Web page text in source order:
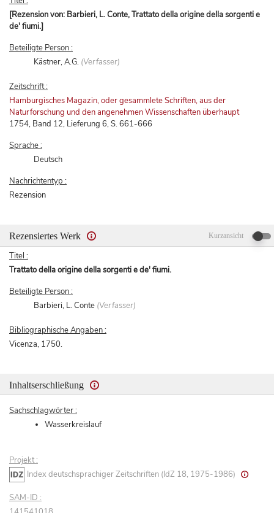
[Rezension von: Barbieri, L. Conte, Trattato della origine della sorgenti e
de' fiumi.]
Beteiligte Person :
Kästner, A.G. (Verfasser)
Zeitschrift :
Hamburgisches Magazin, oder gesammlete Schriften, aus der
Naturforschung und den angenehmen Wissenschaften überhaupt
1754, Band 12, Lieferung 6, S. 661-666
Sprache :
Deutsch
Nachrichtentyp :
Rezension
Rezensiertes Werk Kurzansicht
Titel :
Trattato della origine della sorgenti e de' fiumi.
Beteiligte Person :
Barbieri, L. Conte (Verfasser)
Bibliographische Angaben :
Vicenza, 1750.
Inhaltserschließung
Sachschlagwörter :
Wasserkreislauf
Projekt :
Index deutschsprachiger Zeitschriften (IdZ 18, 1975-1986)
SAM-ID :